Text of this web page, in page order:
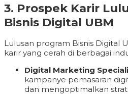
3. Prospek Karir
Bisnis Digital UBM
Lulusan program Bisnis Digital
karir yang cerah di berbagai
Digital Marketing
kampanye pemasaran
dan mengoptimalkan